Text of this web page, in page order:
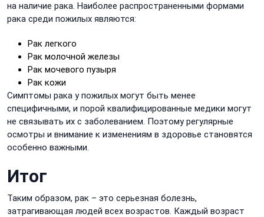
на наличие рака. Наиболее распространенными формами
рака среди пожилых являются:
Рак легкого
Рак молочной железы
Рак мочевого пузыря
Рак кожи
Симптомы рака у пожилых могут быть менее
специфичными, и порой квалифицированные медики могут
не связывать их с заболеванием. Поэтому регулярные
осмотры и внимание к изменениям в здоровье становятся
особенно важными.
Итог
Таким образом, рак – это серьезная болезнь,
затрагивающая людей всех возрастов. Каждый возраст